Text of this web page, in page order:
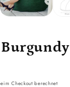
Checkout berechnet